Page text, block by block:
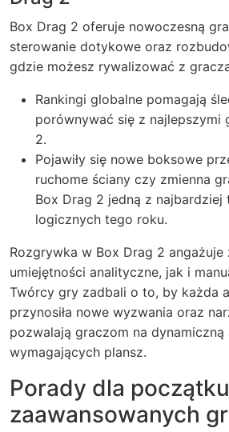
Box Drag 2 oferuje nowoczesną
sterowanie dotykowe oraz
gdzie możesz rywalizować z
Rankingi globalne pomagają
porównywać się z najlepszymi
2.
Pojawiły się nowe boksowe
ruchome ściany czy zmienna
Box Drag 2 jedną z
logicznych tego roku.
Rozgrywka w Box Drag 2 angażuje
umiejętności analityczne, jak i
Twórcy gry zadbali o to, by każda
przynosiła nowe wyzwania oraz
pozwalają graczom na
wymagających plansz.
Porady dla
zaawansowanych